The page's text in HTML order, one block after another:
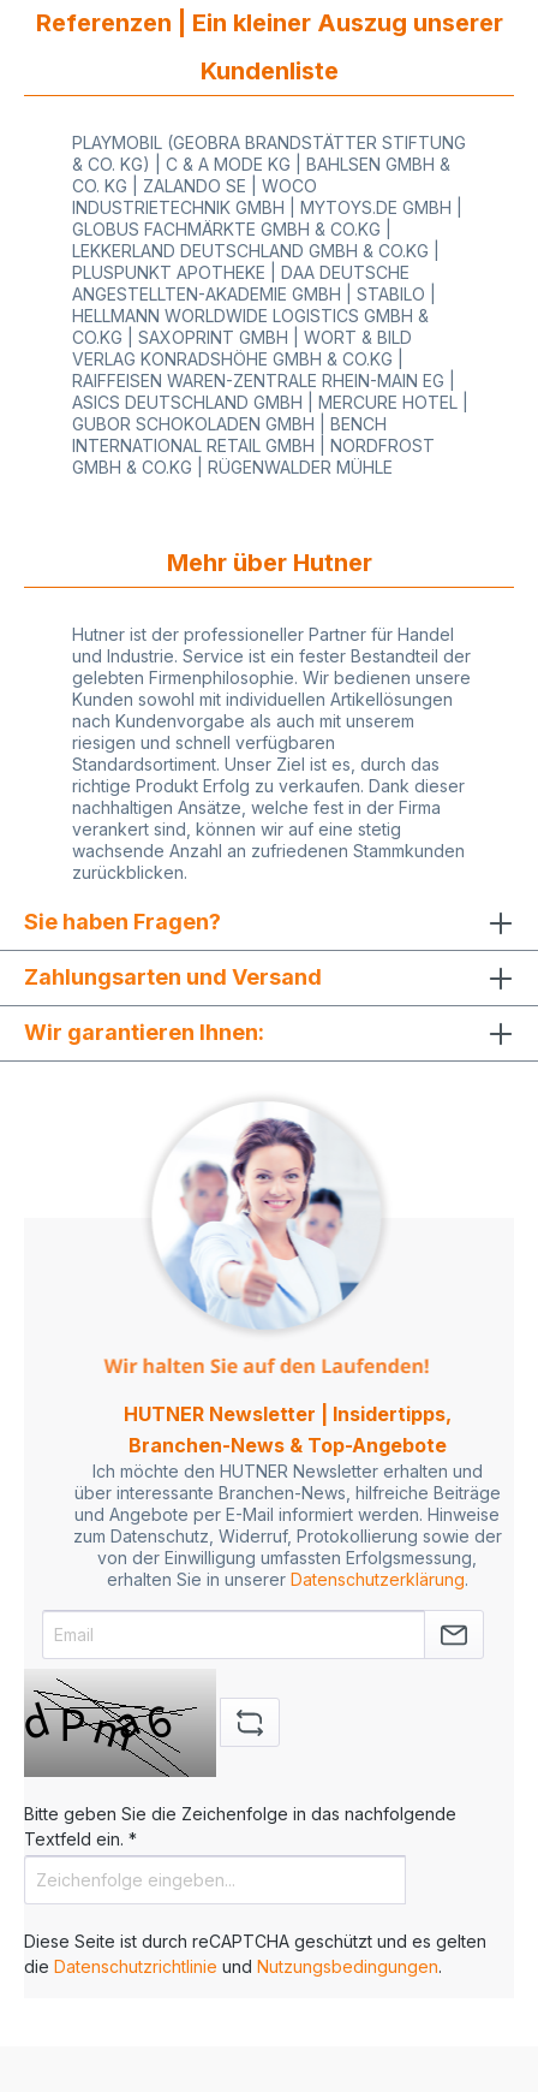
Referenzen | Ein kleiner Auszug unserer
Kundenliste
PLAYMOBIL (GEOBRA BRANDSTÄTTER STIFTUNG
& CO. KG) | C & A MODE KG | BAHLSEN GMBH &
CO. KG | ZALANDO SE | WOCO
INDUSTRIETECHNIK GMBH | MYTOYS.DE GMBH |
GLOBUS FACHMÄRKTE GMBH & CO.KG |
LEKKERLAND DEUTSCHLAND GMBH & CO.KG |
PLUSPUNKT APOTHEKE | DAA DEUTSCHE
ANGESTELLTEN-AKADEMIE GMBH | STABILO |
HELLMANN WORLDWIDE LOGISTICS GMBH &
CO.KG | SAXOPRINT GMBH | WORT & BILD
VERLAG KONRADSHÖHE GMBH & CO.KG |
RAIFFEISEN WAREN-ZENTRALE RHEIN-MAIN EG |
ASICS DEUTSCHLAND GMBH | MERCURE HOTEL |
GUBOR SCHOKOLADEN GMBH | BENCH
INTERNATIONAL RETAIL GMBH | NORDFROST
GMBH & CO.KG | RÜGENWALDER MÜHLE
Mehr über Hutner
Hutner ist der professioneller Partner für Handel
und Industrie. Service ist ein fester Bestandteil der
gelebten Firmenphilosophie. Wir bedienen unsere
Kunden sowohl mit individuellen Artikellösungen
nach Kundenvorgabe als auch mit unserem
riesigen und schnell verfügbaren
Standardsortiment. Unser Ziel ist es, durch das
richtige Produkt Erfolg zu verkaufen. Dank dieser
nachhaltigen Ansätze, welche fest in der Firma
verankert sind, können wir auf eine stetig
wachsende Anzahl an zufriedenen Stammkunden
zurückblicken.
Sie haben Fragen?
Zahlungsarten und Versand
Wir garantieren Ihnen:
HUTNER Newsletter | Insidertipps,
Branchen-News & Top-Angebote
Ich möchte den HUTNER Newsletter erhalten und
über interessante Branchen-News, hilfreiche Beiträge
und Angebote per E-Mail informiert werden. Hinweise
zum Datenschutz, Widerruf, Protokollierung sowie der
von der Einwilligung umfassten Erfolgsmessung,
erhalten Sie in unserer Datenschutzerklärung.
Bitte geben Sie die Zeichenfolge in das nachfolgende
Textfeld ein. *
Diese Seite ist durch reCAPTCHA geschützt und es gelten
die Datenschutzrichtlinie und Nutzungsbedingungen.